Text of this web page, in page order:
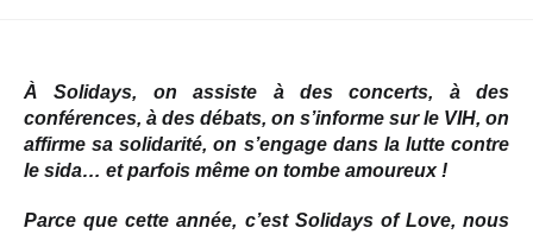
À Solidays, on assiste à des concerts, à des
conférences, à des débats, on s’informe sur le VIH, on
affirme sa solidarité, on s’engage dans la lutte contre
le sida… et parfois même on tombe amoureux !
Parce que cette année, c’est Solidays of Love, nous